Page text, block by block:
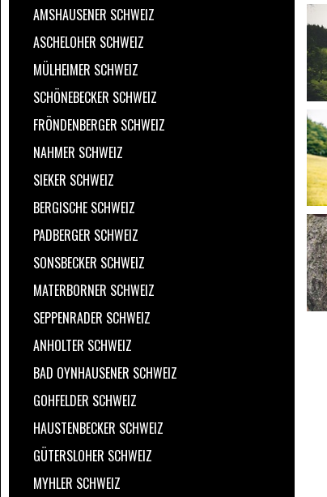
AMSHAUSENER SCHWEIZ
ASCHELOHER SCHWEIZ
MÜLHEIMER SCHWEIZ
SCHÖNEBECKER SCHWEIZ
FRÖNDENBERGER SCHWEIZ
NAHMER SCHWEIZ
SIEKER SCHWEIZ
BERGISCHE SCHWEIZ
PADBERGER SCHWEIZ
SONSBECKER SCHWEIZ
MATERBORNER SCHWEIZ
SEPPENRADER SCHWEIZ
ANHOLTER SCHWEIZ
BAD OYNHAUSENER SCHWEIZ
GOHFELDER SCHWEIZ
HAUSTENBECKER SCHWEIZ
GÜTERSLOHER SCHWEIZ
MYHLER SCHWEIZ